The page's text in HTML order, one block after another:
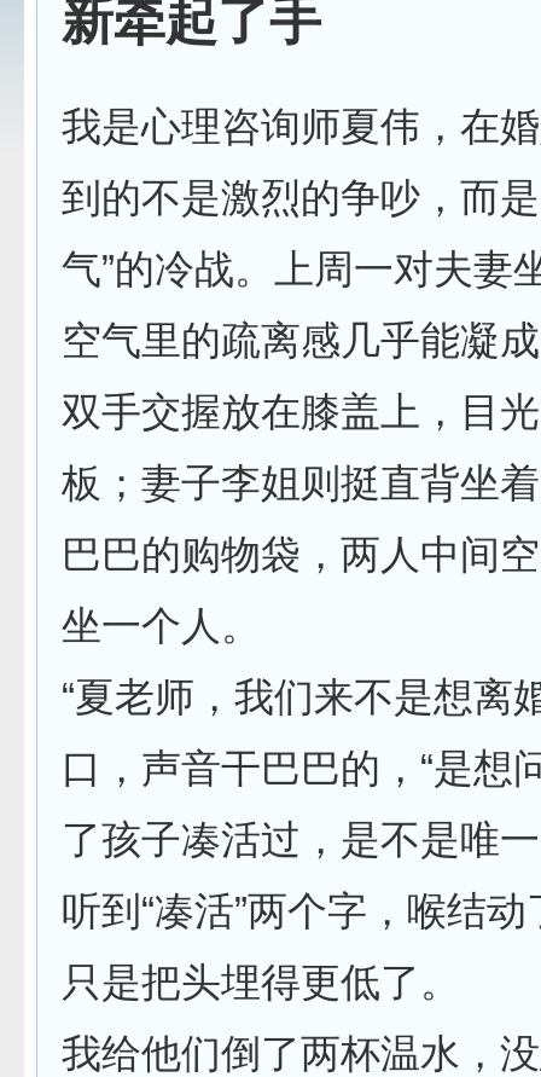
新牵起了手
我是心理咨询师夏伟，在
到的不是激烈的争吵，而
气”的冷战。上周一对夫妻
空气里的疏离感几乎能凝
双手交握放在膝盖上，目
板；妻子李姐则挺直背坐
巴巴的购物袋，两人中间
坐一个人。
“夏老师，我们来不是想离
口，声音干巴巴的，“是想
了孩子凑活过，是不是唯
听到“凑活”两个字，喉结
只是把头埋得更低了。
我给他们倒了两杯温水，